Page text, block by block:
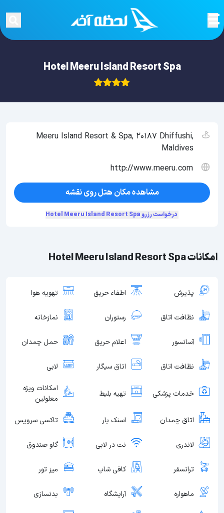
Hotel Meeru Island Resort Spa
امکانات Hotel Meeru Island Resort Spa
پذیرش اطفاء حریق تهویه هوا
نظافت اتاق رستوران نمازخانه
آسانسور اعلام حریق حمل چمدان
نظافت اتاق اتاق سیگار لابی
خدمات پزشکی تهیه بلیط
امکانات ویژه
معلولین
اتاق چمدان اسنک بار تاکسی سرویس
لاندری نت در لابی گاو صندوق
ترانسفر کافی شاپ میز تور
ماهواره آرایشگاه بدنسازی
Meeru Island Resort & Spa, 20187 Dhiffushi,
Maldives
http://www.meeru.com
مشاهده مکان هتل روی نقشه
درخواست رزرو Hotel Meeru Island Resort Spa